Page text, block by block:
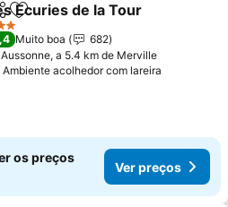
Adicionar aos favoritos
Ecuries de la Tour
Muito boa
682
Aussonne, a 5.4 km de Merville
Ambiente acolhedor com lareira
os preços
Ver preços